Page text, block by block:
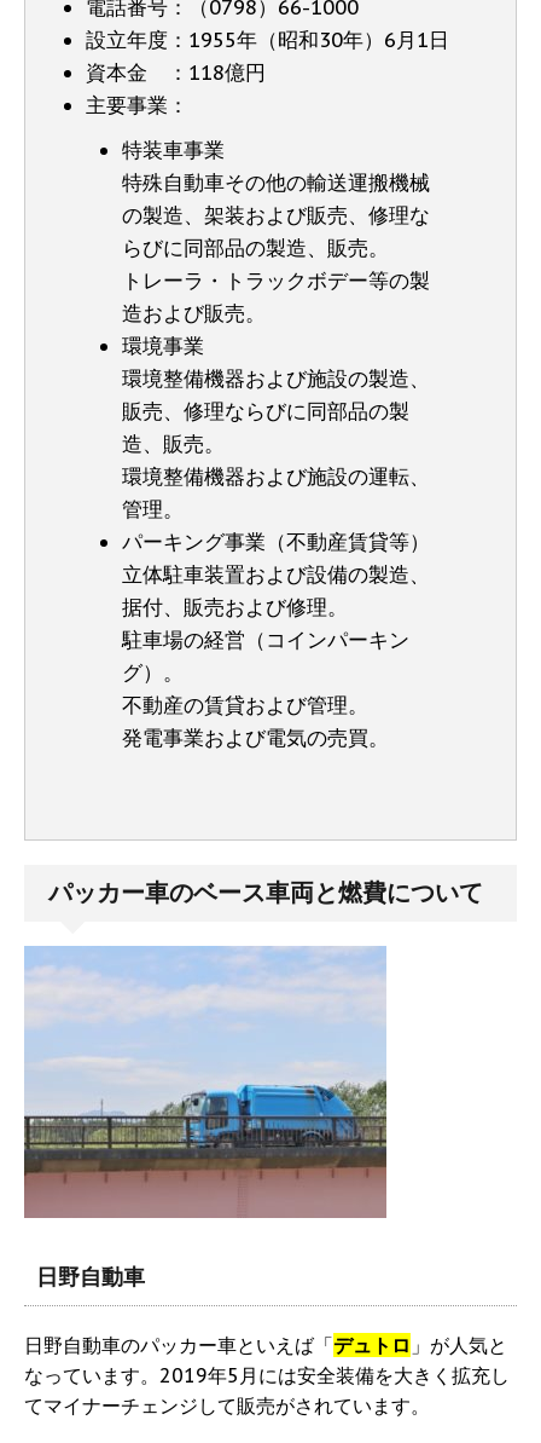
電話番号：（0798）66-1000
設立年度：1955年（昭和30年）6月1日
資本金 ：118億円
主要事業：
特装車事業
特殊自動車その他の輸送運搬機械
の製造、架装および販売、修理な
らびに同部品の製造、販売。
トレーラ・トラックボデー等の製
造および販売。
環境事業
環境整備機器および施設の製造、
販売、修理ならびに同部品の製
造、販売。
環境整備機器および施設の運転、
管理。
パーキング事業（不動産賃貸等）
立体駐車装置および設備の製造、
据付、販売および修理。
駐車場の経営（コインパーキン
グ）。
不動産の賃貸および管理。
発電事業および電気の売買。
パッカー車のベース車両と燃費について
日野自動車
日野自動車のパッカー車といえば「デュトロ 」が人気と
なっています。2019年5月には安全装備を大きく拡充し
てマイナーチェンジして販売がされています。